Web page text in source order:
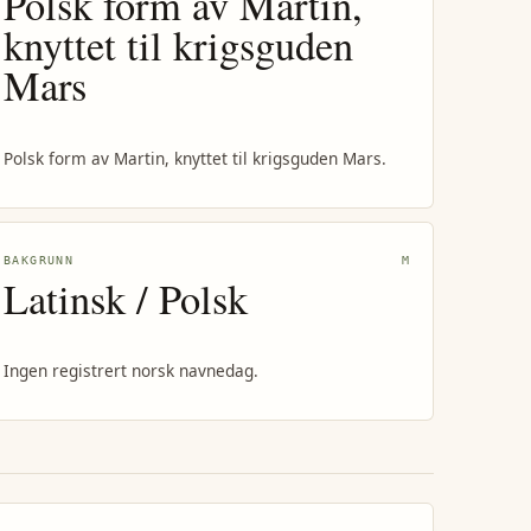
knyttet til krigsguden
Mars
Polsk form av Martin, knyttet til krigsguden Mars.
BAKGRUNN M
Latinsk / Polsk
Ingen registrert norsk navnedag.